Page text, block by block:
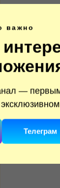
важно
—
Телеграм